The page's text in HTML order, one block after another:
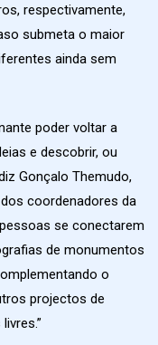
respectivamente,
submeta o maior
ainda sem
poder voltar a
e descobrir, ou
Gonçalo Themudo,
coordenadores da
se conectarem
de monumentos
o
projectos de